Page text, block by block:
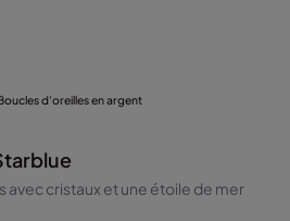
d'oreilles en argent
avec cristaux et une étoile de mer